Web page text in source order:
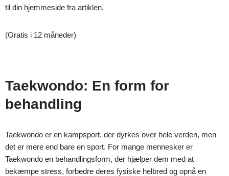
til din hjemmeside fra artiklen.
(Gratis i 12 måneder)
Taekwondo: En form for
behandling
Taekwondo er en kampsport, der dyrkes over hele verden, men
det er mere end bare en sport. For mange mennesker er
Taekwondo en behandlingsform, der hjælper dem med at
bekæmpe stress, forbedre deres fysiske helbred og opnå en